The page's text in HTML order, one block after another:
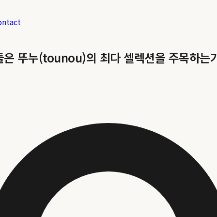
뚜누(tounou)의 최다 셀렉션을 주목하는